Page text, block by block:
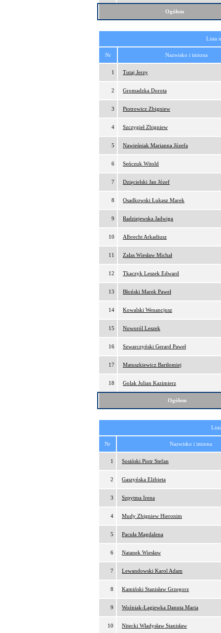
Ogółem
Lista
Nr Nazwisko i imiona
1 Tutaj Jerzy
2 Gromadzka Dorota
3 Piotrowicz Zbigniew
4 Szczygieł Zbigniew
5 Nawieśniak Marianna Józefa
6 Seńczuk Witold
7 Dzięcielski Jan Józef
8 Osadkowski Łukasz Marek
9 Radziejewska Jadwiga
10 Albrecht Arkadiusz
11 Zalas Wiesław Michał
12 Tkaczyk Leszek Edward
13 Błoński Marek Paweł
14 Kowalski Wenancjusz
15 Noworól Leszek
16 Szwarczyński Gerard Paweł
17 Matuszkiewicz Bartłomiej
18 Golak Julian Kazimierz
Ogółem
Nr Nazwisko i imiona
1 Sosiński Piotr Stefan
2 Gaszyńska Elżbieta
3 Szpytma Irena
4 Mudy Zbigniew Hieronim
5 Pacuła Magdalena
6 Natanek Wiesław
7 Lewandowski Karol Adam
8 Kamiński Stanisław Grzegorz
9 Woźniak-Łągiewka Danuta Maria
10 Nitecki Władysław Stanisław